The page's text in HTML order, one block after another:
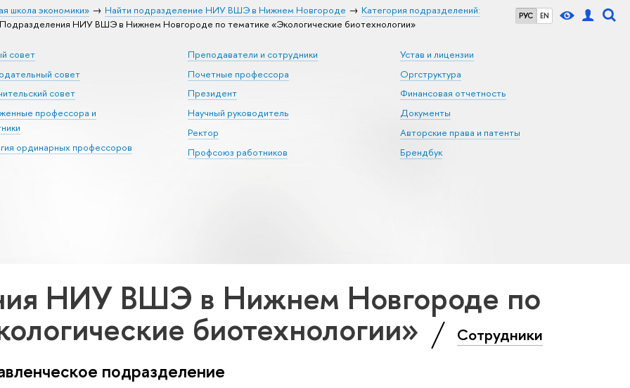
РУС EN
школа экономики» Найти подразделение НИУ ВШЭ в Нижнем Новгороде
Категория подразделений:
Подразделения НИУ ВШЭ в Нижнем Новгороде по тематике «Экологические биотехнологии»
совет
совет
совет
профессора и
ординарных профессоров
Преподаватели и сотрудники
Почетные профессора
Президент
Научный руководитель
Ректор
Профсоюз работников
Устав и лицензии
Оргструктура
Финансовая отчетность
Документы
Авторские права и патенты
Брендбук
НИУ ВШЭ в Нижнем Новгороде по
биотехнологии» Сотрудники
подразделение